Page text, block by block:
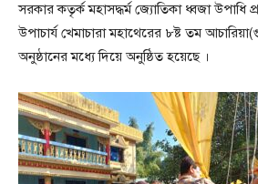
সরকার কতৃর্ক মহাসদ্ধর্ম জ্যোতিকা ধ্বজা উপাধি
উপাচার্য খেমাচারা মহাথেরের ৮ষ্ট তম
অনুষ্ঠানের মধ্যে দিয়ে অনুষ্ঠিত হয়েছে ।